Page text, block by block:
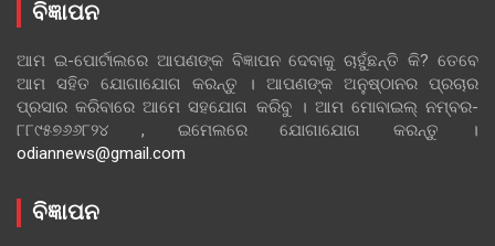
ବିଜ୍ଞାପନ
ଆମ ଇ-ପୋର୍ଟାଲରେ ଆପଣଙ୍କ ବିଜ୍ଞାପନ ଦେବାକୁ ଚାହୁଁଛନ୍ତି କି? ତେବେ
ଆମ ସହିତ ଯୋଗାଯୋଗ କରନ୍ତୁ । ଆପଣଙ୍କ ଅନୁଷ୍ଠାନର ପ୍ରଚାର
ପ୍ରସାର କରିବାରେ ଆମେ ସହଯୋଗ କରିବୁ । ଆମ ମୋବାଇଲ୍ ନମ୍ବର-
୮୮୯୫୭୬୬୮୨୪ , ଇମେଲରେ ଯୋଗାଯୋଗ କରନ୍ତୁ ।
odiannews@gmail.com
ବିଜ୍ଞାପନ